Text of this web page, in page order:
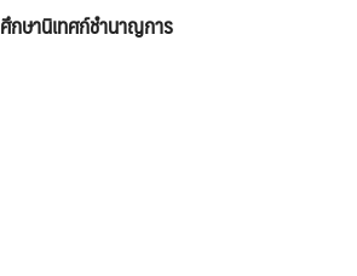
ศึกษานิเทศก์ชำนาญการ